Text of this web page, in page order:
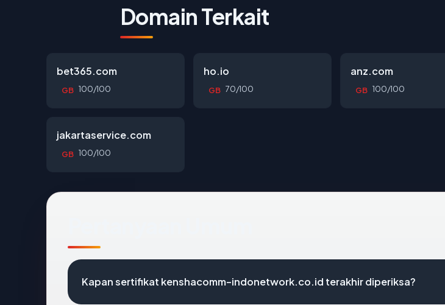
Domain Terkait
bet365.com
GB 100/100
ho.io
GB 70/100
anz.com
GB 100/100
jakartaservice.com
GB 100/100
Kapan sertifikat kenshacomm-indonetwork.co.id terakhir diperiksa?